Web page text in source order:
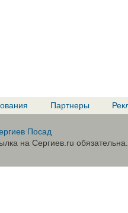
Партнеры
Посад
на Сергиев.ru обязательна.